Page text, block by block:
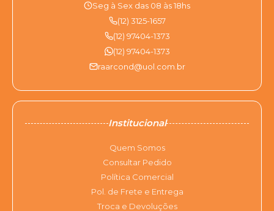
Seg à Sex das 08 às 18hs
(12) 3125-1657
(12) 97404-1373
(12) 97404-1373
raarcond@uol.com.br
Institucional
Quem Somos
Consultar Pedido
Política Comercial
Pol. de Frete e Entrega
Troca e Devoluções